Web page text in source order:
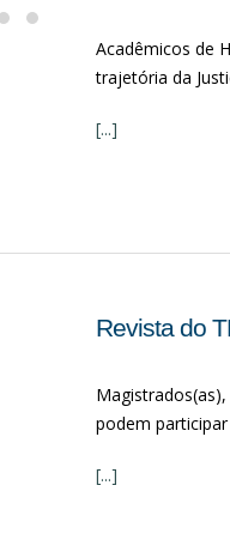
Acadêmicos de
trajetória da
[...]
Revista do
podem participar
[...]